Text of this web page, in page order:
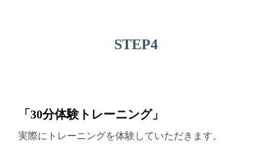
STEP4
「30分体験トレーニング」
実際にトレーニングを体験していただきます。